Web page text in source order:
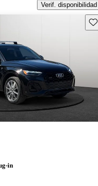
Verif. disponibilidad
in